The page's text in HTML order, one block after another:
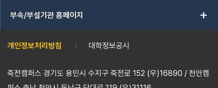
부속/부설기관 홈페이지 add
개인정보처리방침 대학정보공시
죽전캠퍼스 경기도 용인시 수지구 죽전로 152 (우)16890 / 천안캠